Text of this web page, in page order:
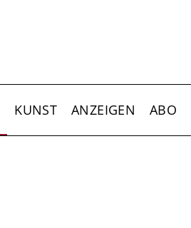
KUNST ANZEIGEN ABO